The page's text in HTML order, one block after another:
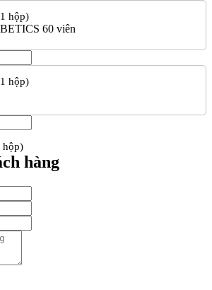
hộp)
60 viên
hộp)
hộp)
hàng